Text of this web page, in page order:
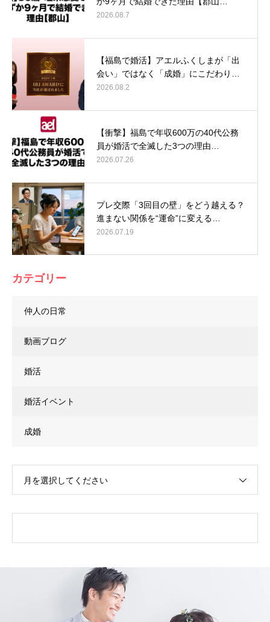
2026.08.7
【福島で婚活】アエルふくしまが「出
会い」ではなく「成婚」にこだわり…
2026.08.2
【衝撃】福島で年収600万の40代公務
員が婚活で全滅した3つの理由…
2026.07.26
プレ交際「3回目の壁」をどう越える？
進まない関係を“運命”に変える…
2026.07.19
カテゴリー
仲人の日常
動画ブログ
婚活
婚活イベント
成婚
月を選択してください